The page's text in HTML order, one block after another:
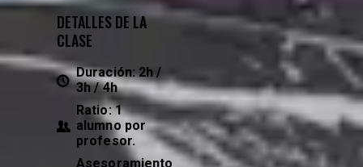
DETALLES DE LA
CLASE
Duración: 2h /
3h / 4h
Ratio: 1
alumno por
profesor.
Asesoramiento